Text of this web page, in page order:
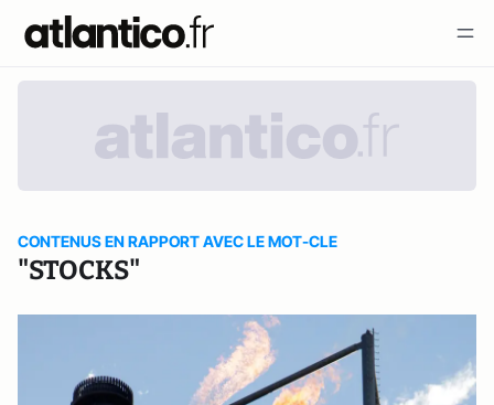
CONTENUS EN RAPPORT AVEC LE MOT-CLE
"STOCKS"